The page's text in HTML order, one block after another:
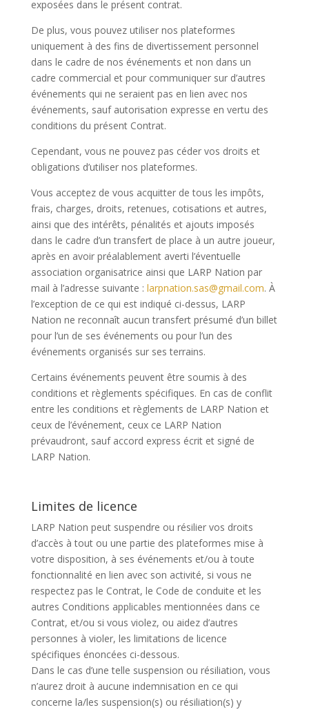
exposées dans le présent contrat.
De plus, vous pouvez utiliser nos plateformes
uniquement à des fins de divertissement personnel
dans le cadre de nos événements et non dans un
cadre commercial et pour communiquer sur d’autres
événements qui ne seraient pas en lien avec nos
événements, sauf autorisation expresse en vertu des
conditions du présent Contrat.
Cependant, vous ne pouvez pas céder vos droits et
obligations d’utiliser nos plateformes.
Vous acceptez de vous acquitter de tous les impôts,
frais, charges, droits, retenues, cotisations et autres,
ainsi que des intérêts, pénalités et ajouts imposés
dans le cadre d’un transfert de place à un autre joueur,
après en avoir préalablement averti l’éventuelle
association organisatrice ainsi que LARP Nation par
mail à l’adresse suivante : larpnation.sas@gmail.com. À
l’exception de ce qui est indiqué ci-dessus, LARP
Nation ne reconnaît aucun transfert présumé d’un billet
pour l’un de ses événements ou pour l’un des
événements organisés sur ses terrains.
Certains événements peuvent être soumis à des
conditions et règlements spécifiques. En cas de conflit
entre les conditions et règlements de LARP Nation et
ceux de l’événement, ceux ce LARP Nation
prévaudront, sauf accord express écrit et signé de
LARP Nation.
Limites de licence
LARP Nation peut suspendre ou résilier vos droits
d’accès à tout ou une partie des plateformes mise à
votre disposition, à ses événements et/ou à toute
fonctionnalité en lien avec son activité, si vous ne
respectez pas le Contrat, le Code de conduite et les
autres Conditions applicables mentionnées dans ce
Contrat, et/ou si vous violez, ou aidez d’autres
personnes à violer, les limitations de licence
spécifiques énoncées ci-dessous.
Dans le cas d’une telle suspension ou résiliation, vous
n’aurez droit à aucune indemnisation en ce qui
concerne la/les suspension(s) ou résiliation(s) y